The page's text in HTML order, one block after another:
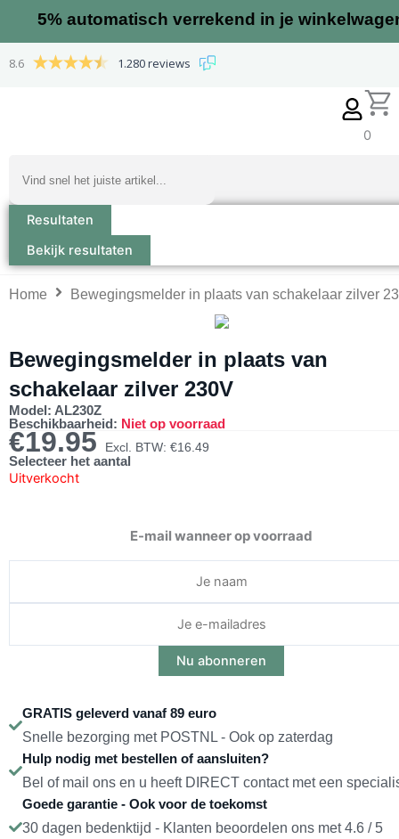
inhoud
5% automatisch verrekend in je
8.6 1.280 reviews
Resultaten
Bekijk resultaten
0
Home Bewegingsmelder in plaats van schakelaar zilver
Bewegingsmelder in plaats van
schakelaar zilver 230V
Model: AL230Z
Beschikbaarheid: Niet op voorraad
€19.95 Excl. BTW: €16.49
Selecteer het aantal
Uitverkocht
E-mail wanneer op voorraad
GRATIS geleverd vanaf 89 euro
Snelle bezorging met POSTNL - Ook op zaterdag
Hulp nodig met bestellen of aansluiten?
Bel of mail ons en u heeft DIRECT contact met een
Goede garantie - Ook voor de toekomst
30 dagen bedenktijd - Klanten beoordelen ons met 4.6 / 5